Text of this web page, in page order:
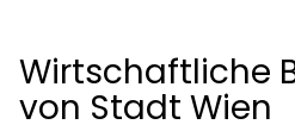
Wirtschaftliche
von Stadt Wien